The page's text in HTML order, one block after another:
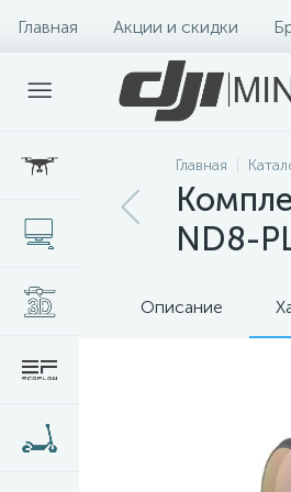
Главная Акции и скидки
Главная
ND8-
Описание